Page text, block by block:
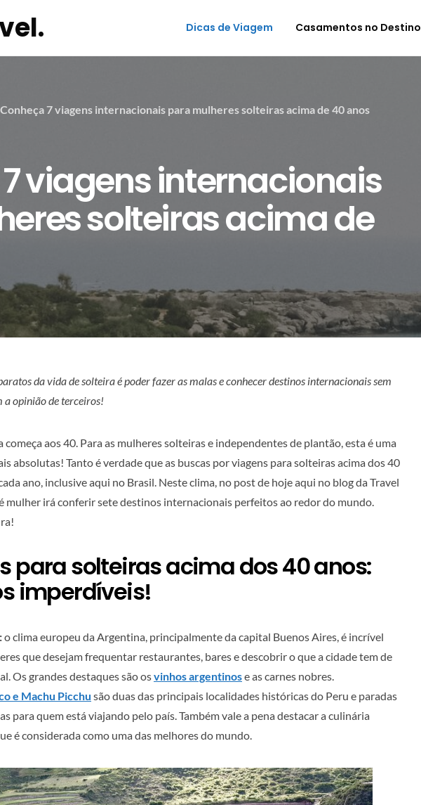
Dicas de Viagem Casamentos no Destino
Conheça 7 viagens internacionais para mulheres solteiras acima de 40 anos
viagens internacionais
solteiras acima de
da vida de solteira é poder fazer as malas e conhecer destinos internacionais sem
a opinião de terceiros!
começa aos 40. Para as mulheres solteiras e independentes de plantão, esta é uma
absolutas! Tanto é verdade que as buscas por viagens para solteiras acima dos 40
ano, inclusive aqui no Brasil. Neste clima, no post de hoje aqui no blog da Travel
mulher irá conferir sete destinos internacionais perfeitos ao redor do mundo.
para solteiras acima dos 40 anos:
imperdíveis!
:o clima europeu da Argentina, principalmente da capital Buenos Aires, é incrível
que desejam frequentar restaurantes, bares e descobrir o que a cidade tem de
Os grandes destaques são osvinhos argentinose as carnes nobres.
e Machu Picchu são duas das principais localidades históricas do Peru e paradas
para quem está viajando pelo país. Também vale a pena destacar a culinária
é considerada como uma das melhores do mundo.